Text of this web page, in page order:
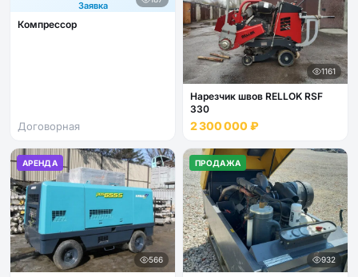
Заявка
Компрессор
Договорная
1161
Нарезчик швов RELLOK RSF
330
2 300 000 ₽
АРЕНДА
566
ПРОДАЖА
932